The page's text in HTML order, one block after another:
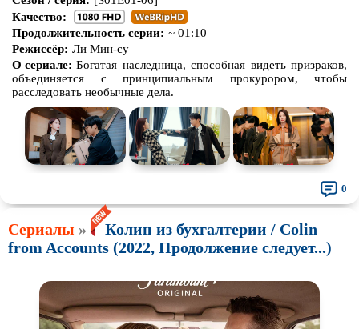
Качество:
Продолжительность серии: ~ 01:10
Режиссёр: Ли Мин-су
О сериале: Богатая наследница, способная видеть призраков,
объединяется с принципиальным прокурором, чтобы
расследовать необычные дела.
0
Сериалы »
Колин из бухгалтерии / Colin
from Accounts (2022, Продолжение следует...)